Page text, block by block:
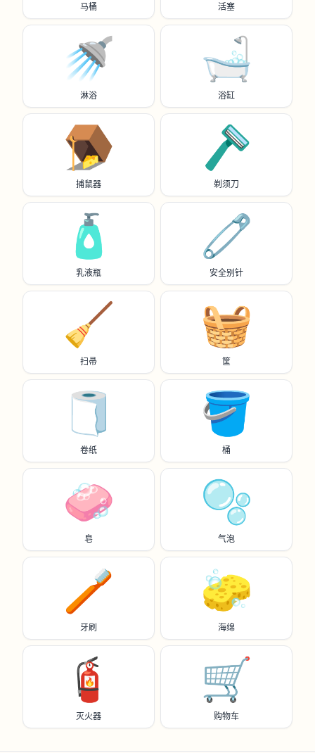
马桶 活塞
🚿
淋浴
🛁
浴缸
🪤
捕鼠器
🪒
剃须刀
🧴
乳液瓶
🧷
安全别针
🧹
扫帚
🧺
筐
🧻
卷纸
🪣
桶
🧼
皂
🫧
气泡
🪥
牙刷
🧽
海绵
🧯
灭火器
🛒
购物车